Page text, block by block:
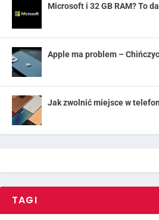
Microsoft i 32 GB RAM? To
Apple ma problem –
Jak zwolnić miejsce w
TAGI